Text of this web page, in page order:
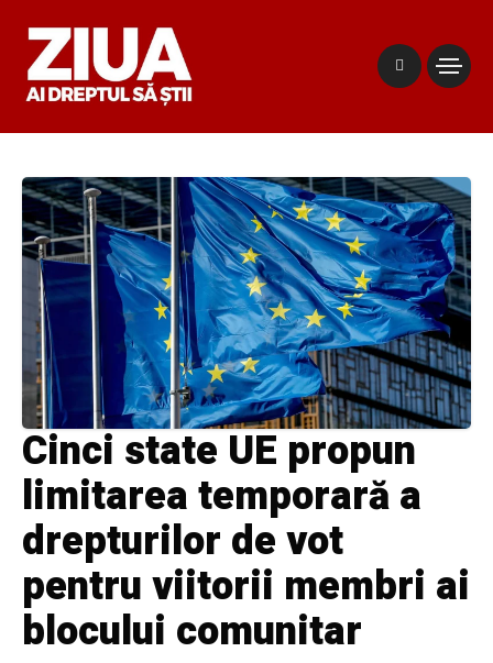
Cinci state UE propun
limitarea temporară a
drepturilor de vot
pentru viitorii membri ai
blocului comunitar